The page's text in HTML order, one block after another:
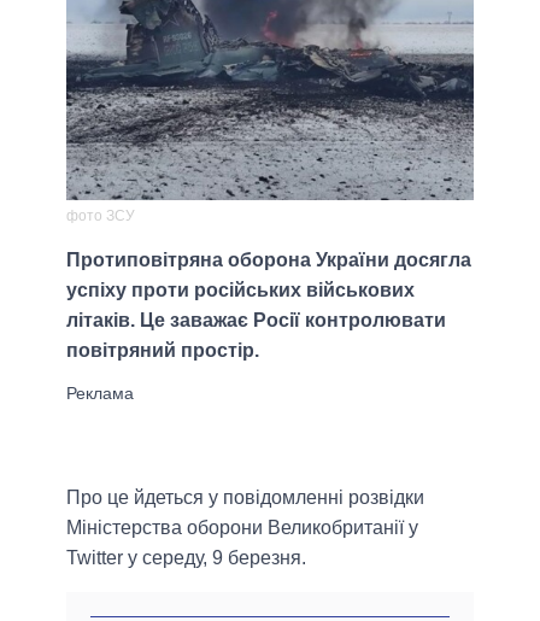
фото ЗСУ
Протиповітряна оборона України досягла
успіху проти російських військових
літаків. Це заважає Росії контролювати
повітряний простір.
Про це йдеться у повідомленні розвідки
Міністерства оборони Великобританії у
Twitter у середу, 9 березня.